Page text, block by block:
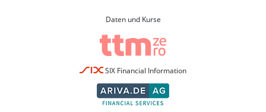
Daten und Kurse
SIX Financial Information